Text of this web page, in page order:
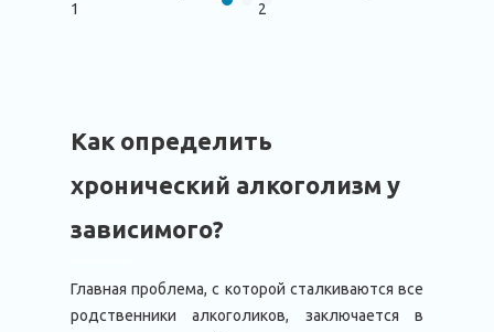
Как определить
хронический алкоголизм у
зависимого?
Главная проблема, с которой сталкиваются все
родственники алкоголиков, заключается в